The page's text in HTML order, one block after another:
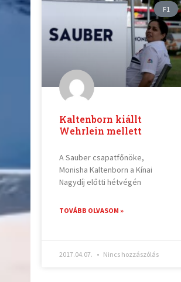
F1
Kaltenborn kiállt
Wehrlein mellett
A Sauber csapatfőnöke,
Monisha Kaltenborn a Kínai
Nagydíj előtti hétvégén
TOVÁBB OLVASOM »
2017.04.07. Nincs hozzászólás